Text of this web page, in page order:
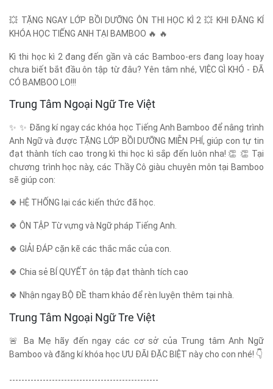
💥 TẶNG NGAY LỚP BỒI DƯỠNG ÔN THI HỌC KÌ 2 💥 KHI ĐĂNG KÍ
KHÓA HỌC TIẾNG ANH TẠI BAMBOO 🔥 🔥
Kì thi học kì 2 đang đến gần và các Bamboo-ers đang loay hoay
chưa biết bắt đầu ôn tập từ đâu? Yên tâm nhé, VIỆC GÌ KHÓ - ĐÃ
CÓ BAMBOO LO!!!
✨ ✨ Đăng kíngay các khóa học Tiếng Anh Bamboo để nâng trình
Anh Ngữ và được TẶNG LỚP BỒI DƯỠNG MIỄN PHÍ, giúp con tự tin
đạt thành tích cao trong kì thi học kì sắp đến luôn nha! 👏 👏 Tại
chương trình học này, các Thầy Cô giàu chuyên môn tại Bamboo
sẽ giúp con:
🍀 HỆ THỐNG lại các kiến thức đã học.
🍀 ÔN TẬP Từ vựng và Ngữ pháp Tiếng Anh.
🍀 GIẢI ĐÁP cặn kẽ các thắc mắc của con.
🍀 Chia sẻ BÍ QUYẾT ôn tập đạt thành tích cao
🍀 Nhận ngay BỘ ĐỀ tham khảo để rèn luyện thêm tại nhà.
🚨
Ba Mẹ hãy đến ngay các cơ sở của Trung tâm Anh Ngữ
Bamboo và đăng kí khóa học ƯU ĐÃI ĐẶC BIỆT này cho con nhé! 👇
-------------------------------------------------